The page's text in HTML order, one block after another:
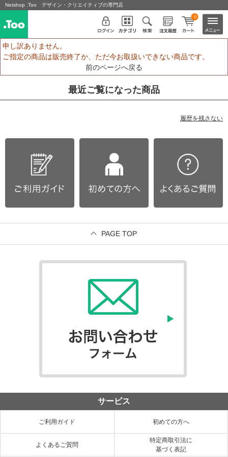
Netshop .Too デザイン・クリエイティブの専門店
0
申し訳ありません。
ご指定の商品は販売終了か、ただ今お取扱いできない商品です。
前のページへ戻る
最近ご覧になった商品
履歴を残さない
PAGE TOP
サービス
ご利用ガイド 初めての方へ
よくあるご質問
特定商取引法に
基づく表記